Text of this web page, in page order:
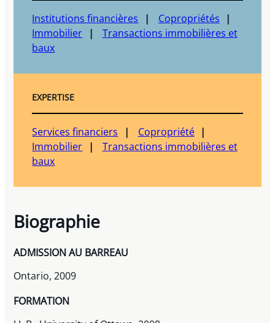
Institutions financières
Copropriétés
Immobilier
Transactions immobilières et
baux
EXPERTISE
Services financiers
Copropriété
Immobilier
Transactions immobilières et
baux
Biographie
ADMISSION AU BARREAU
Ontario, 2009
FORMATION